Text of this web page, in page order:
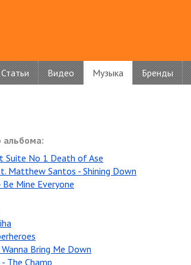
Статьи Видео Музыка Бренды
альбома:
Suite No 1 Death of Ase
Matthew Santos - Shining Down
Be Mine Everyone
Wanna Bring Me Down
The Champ